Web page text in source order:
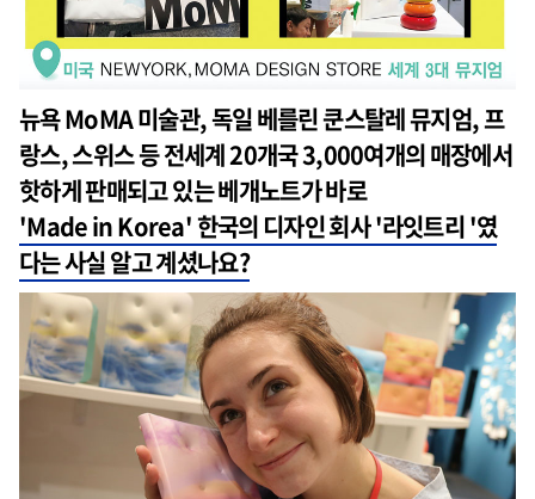
뉴욕 MoMA 미술관, 독일 베를린 쿤스탈레 뮤지엄, 프
랑스, 스위스 등 전세계 20개국 3,000여개의 매장에서
핫하게 판매되고 있는 베개노트가 바로
'Made in Korea' 한국의 디자인 회사 '라잇트리 '였
다는 사실 알고 계셨나요?